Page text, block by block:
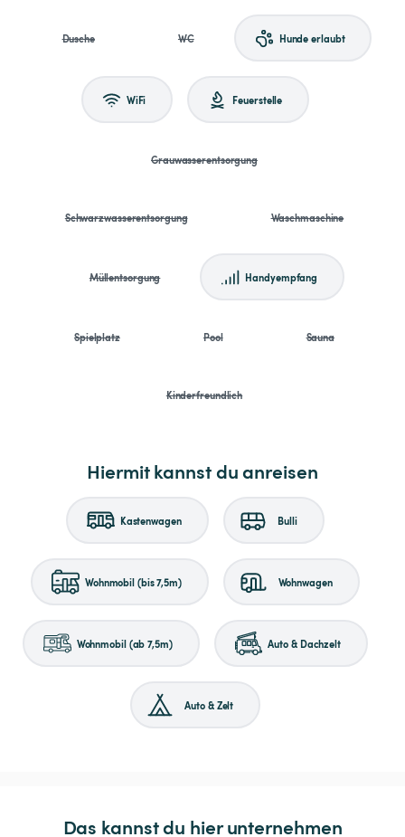
Dusche WC Hunde erlaubt
WiFi Feuerstelle
Grauwasserentsorgung
Schwarzwasserentsorgung Waschmaschine
Müllentsorgung Handyempfang
Spielplatz Pool Sauna
Kinderfreundlich
Hiermit kannst du anreisen
Kastenwagen Bulli
Wohnmobil (bis 7,5m) Wohnwagen
Wohnmobil (ab 7,5m) Auto & Dachzelt
Auto & Zelt
Das kannst du hier unternehmen